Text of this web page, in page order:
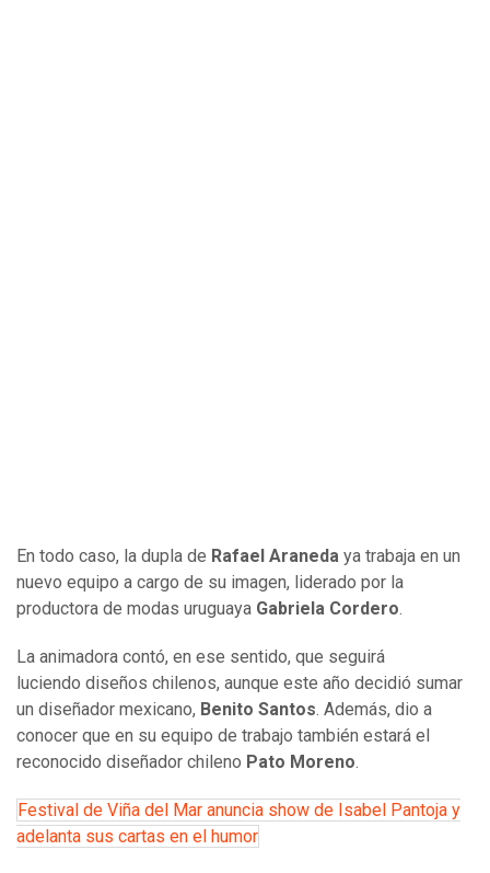
En todo caso, la dupla de Rafael Araneda ya trabaja en un
nuevo equipo a cargo de su imagen, liderado por la
productora de modas uruguaya Gabriela Cordero.
La animadora contó, en ese sentido, que seguirá
luciendo diseños chilenos, aunque este año decidió sumar
un diseñador mexicano, Benito Santos. Además, dio a
conocer que en su equipo de trabajo también estará el
reconocido diseñador chileno Pato Moreno.
Festival de Viña del Mar anuncia show de Isabel Pantoja y
adelanta sus cartas en el humor